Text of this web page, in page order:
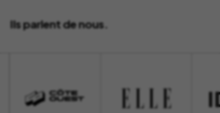
Ils parlent de nous.